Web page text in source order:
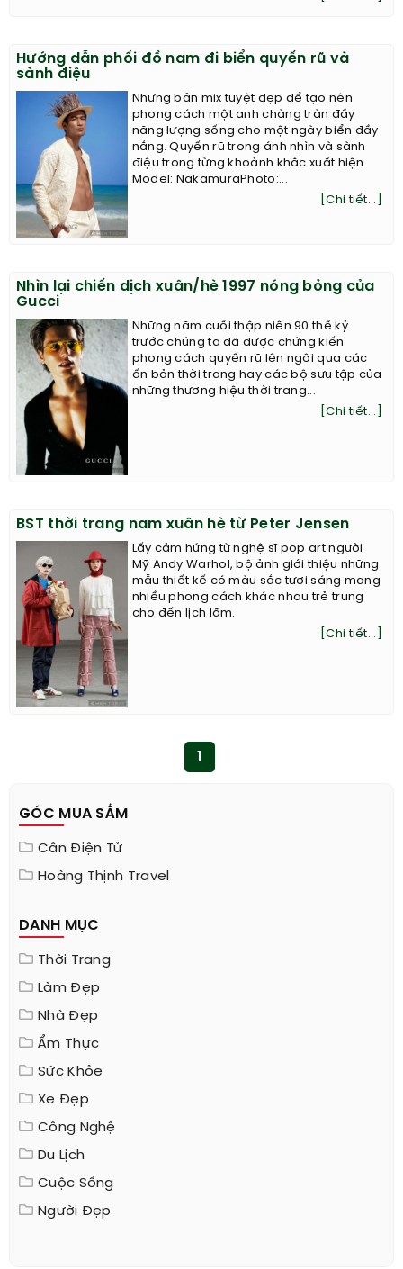
Hướng dẫn phối đồ nam đi biển quyến rũ và
sành điệu
Những bản mix tuyệt đẹp để tạo nên
phong cách một anh chàng tràn đầy
năng lượng sống cho một ngày biển đầy
nắng. Quyến rũ trong ánh nhìn và sành
điệu trong từng khoảnh khắc xuất hiện.
Model: NakamuraPhoto:...
[Chi tiết...]
Nhìn lại chiến dịch xuân/hè 1997 nóng bỏng của
Gucci
Những năm cuối thập niên 90 thế kỷ
trước chúng ta đã được chứng kiến
phong cách quyến rũ lên ngôi qua các
ấn bản thời trang hay các bộ sưu tập của
những thương hiệu thời trang...
[Chi tiết...]
BST thời trang nam xuân hè từ Peter Jensen
Lấy cảm hứng từ nghệ sĩ pop art người
Mỹ Andy Warhol, bộ ảnh giới thiệu những
mẫu thiết kế có màu sắc tươi sáng mang
nhiều phong cách khác nhau trẻ trung
cho đến lịch lãm.
[Chi tiết...]
1
GÓC MUA SẮM
Cân Điện Tử
Hoàng Thịnh Travel
DANH MỤC
Thời Trang
Làm Đẹp
Nhà Đẹp
Ẩm Thực
Sức Khỏe
Xe Đẹp
Công Nghệ
Du Lịch
Cuộc Sống
Người Đẹp